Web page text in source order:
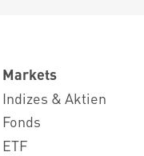
Markets
Indizes & Aktien
Fonds
ETF